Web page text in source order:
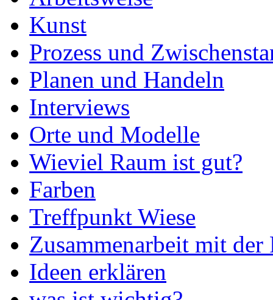
Kunst
Prozess und
Planen und Handeln
Interviews
Orte und Modelle
Wieviel Raum ist gut?
Farben
Treffpunkt Wiese
Zusammenarbeit mit der
Ideen erklären